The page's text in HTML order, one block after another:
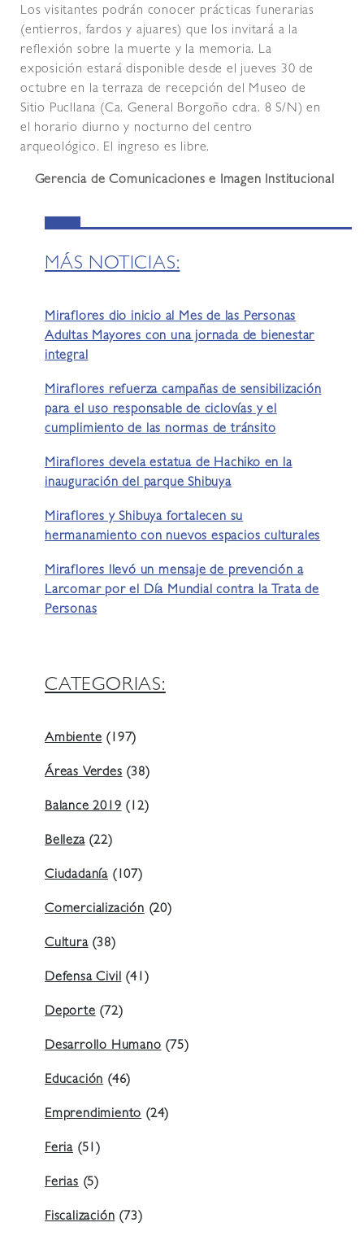
Los visitantes podrán conocer prácticas funerarias
(entierros, fardos y ajuares) que los invitará a la
reflexión sobre la muerte y la memoria. La
exposición estará disponible desde el jueves 30 de
octubre en la terraza de recepción del Museo de
Sitio Pucllana (Ca. General Borgoño cdra. 8 S/N) en
el horario diurno y nocturno del centro
arqueológico. El ingreso es libre.
Gerencia de Comunicaciones e Imagen Institucional
MÁS NOTICIAS:
Miraflores dio inicio al Mes de las Personas
Adultas Mayores con una jornada de bienestar
integral
Miraflores refuerza campañas de sensibilización
para el uso responsable de ciclovías y el
cumplimiento de las normas de tránsito
Miraflores devela estatua de Hachiko en la
inauguración del parque Shibuya
Miraflores y Shibuya fortalecen su
hermanamiento con nuevos espacios culturales
Miraflores llevó un mensaje de prevención a
Larcomar por el Día Mundial contra la Trata de
Personas
CATEGORIAS:
Ambiente (197)
Áreas Verdes (38)
Balance 2019 (12)
Belleza(22)
Ciudadanía (107)
Comercialización (20)
Cultura(38)
Defensa Civil (41)
Deporte (72)
Desarrollo Humano (75)
Educación (46)
Emprendimiento (24)
Feria (51)
Ferias (5)
Fiscalización (73)